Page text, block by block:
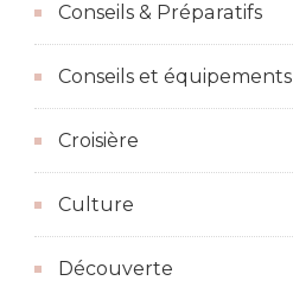
Conseils & Préparatifs
Conseils et équipements
Croisière
Culture
Découverte